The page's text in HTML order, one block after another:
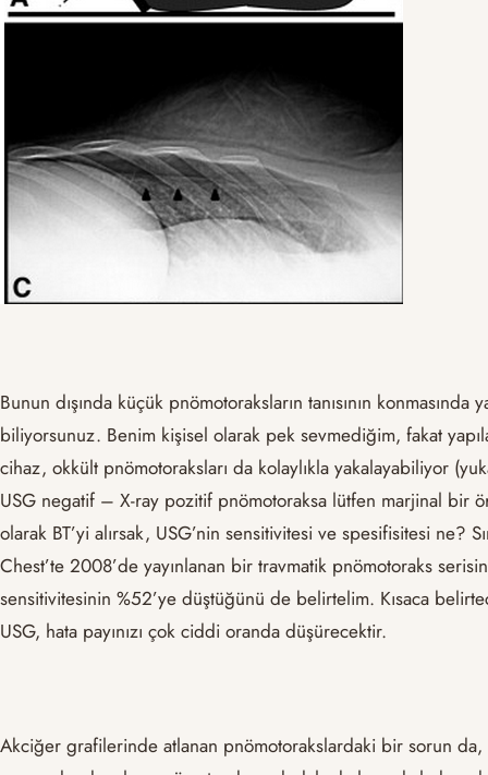
Bunun dışında küçük pnömotoraksların tanısının
biliyorsunuz. Benim kişisel olarak pek sevmediğim, fakat
cihaz, okkült pnömotoraksları da kolaylıkla yakalayabiliyor
USG negatif – X-ray pozitif pnömotoraksa lütfen marjinal bir
olarak BT’yi alırsak, USG’nin sensitivitesi ve spesifisitesi ne?
Chest’te 2008’de yayınlanan bir travmatik pnömotoraks
sensitivitesinin %52’ye düştüğünü de belirtelim. Kısaca
USG, hata payınızı çok ciddi oranda düşürecektir.
Akciğer grafilerinde atlanan pnömotorakslardaki bir sorun da,